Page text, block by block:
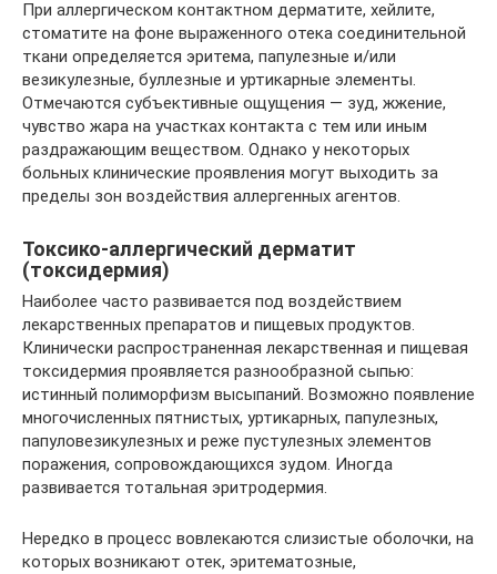
При аллергическом контактном дерматите, хейлите,
стоматите на фоне выраженного отека соединительной
ткани определяется эритема, папулезные и/или
везикулезные, буллезные и уртикарные элементы.
Отмечаются субъективные ощущения — зуд, жжение,
чувство жара на участках контакта с тем или иным
раздражающим веществом. Однако у некоторых
больных клинические проявления могут выходить за
пределы зон воздействия аллергенных агентов.
Токсико-аллергический дерматит
(токсидермия)
Наиболее часто развивается под воздействием
лекарственных препаратов и пищевых продуктов.
Клинически распространенная лекарственная и пищевая
токсидермия проявляется разнообразной сыпью:
истинный полиморфизм высыпаний. Возможно появление
многочисленных пятнистых, уртикарных, папулезных,
папуловезикулезных и реже пустулезных элементов
поражения, сопровождающихся зудом. Иногда
развивается тотальная эритродермия.
Нередко в процесс вовлекаются слизистые оболочки, на
которых возникают отек, эритематозные,